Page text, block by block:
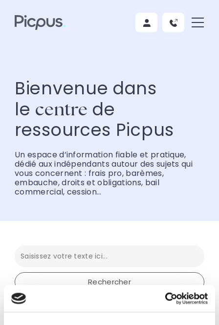
Bienvenue dans
le centre de
ressources Picpus
Un espace d’information fiable et pratique,
dédié aux indépendants autour des sujets qui
vous concernent : frais pro, barèmes,
embauche, droits et obligations, bail
commercial, cession…